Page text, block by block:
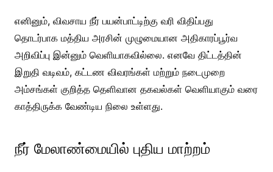
எனினும், விவசாய நீர் பயன்பாட்டிற்கு வரி விதிப்பது
தொடர்பாக மத்திய அரசின் முழுமையான அதிகாரப்பூர்வ
அறிவிப்பு இன்னும் வெளியாகவில்லை. எனவே திட்டத்தின்
இறுதி வடிவம், கட்டண விவரங்கள் மற்றும் நடைமுறை
அம்சங்கள் குறித்த தெளிவான தகவல்கள் வெளியாகும் வரை
காத்திருக்க வேண்டிய நிலை உள்ளது.
நீர் மேலாண்மையில் புதிய மாற்றம்